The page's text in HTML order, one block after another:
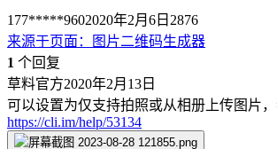
177*****9602020年2月6日 2876
来源于页面 ：
图片二维码生成器
1 个回复
草料官方2020年2月13日
可以设置为仅支持拍照或从相册上传图片，
https://cli.im/help/53134